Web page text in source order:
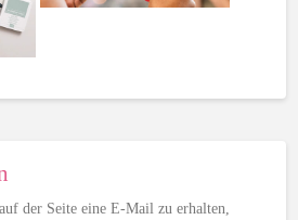
der Seite eine E-Mail zu erhalten,